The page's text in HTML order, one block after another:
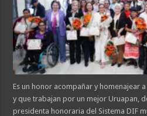
Es un honor acompañar y homenajear
y que trabajan por un mejor Uruapan,
presidenta honoraria del Sistema DIF